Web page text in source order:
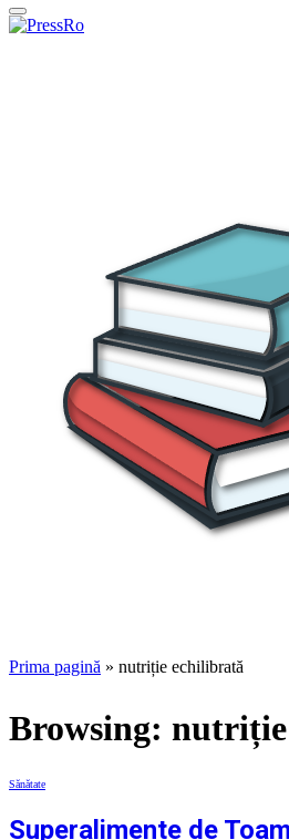
Prima pagină » nutriție echilibrată
Browsing:
Sănătate
Superalimente de